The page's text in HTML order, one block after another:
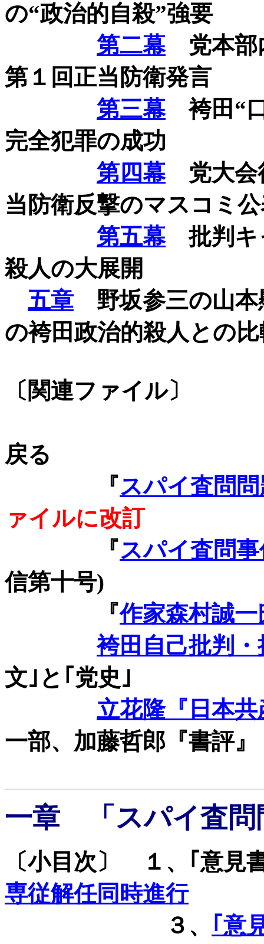
の“政治的自殺”強要
第二幕党本部
第１回正当防衛発言
第三幕袴田“口
完全犯罪の成功
第四幕党大会
当防衛反撃のマスコミ
第五幕批判キ
殺人の大展開
五章 野坂参三の山本
の袴田政治的殺人との
〔関連ファイル〕
戻る
『スパイ査問
ァイルに改訂
『スパイ査問
信第十号)
『作家森村誠
袴田自己批判
文｣と｢党史｣
立花隆『日本
一部、加藤哲郎『書評』
一章 「スパイ査問
〔小目次〕 １、｢意見
専従解任同時進行
３、
｢意